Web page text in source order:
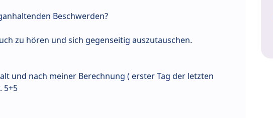
Beschwerden?
zu hören und sich gegenseitig auszutauschen.
und nach meiner Berechnung ( erster Tag der letzten
5+5